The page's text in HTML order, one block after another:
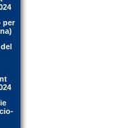
per